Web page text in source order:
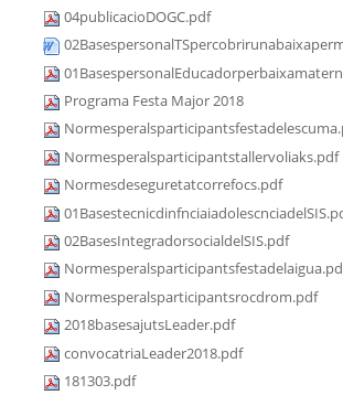
04publicacioDOGC.pdf
Programa Festa Major 2018
Normesperalsparticipantstallervoliaks.pdf
Normesdeseguretatcorrefocs.pdf
02BasesIntegradorsocialdelSIS.pdf
Normesperalsparticipantsrocdrom.pdf
2018basesajutsLeader.pdf
convocatriaLeader2018.pdf
181303.pdf